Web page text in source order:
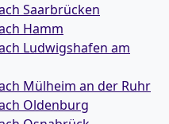
Saarbrücken
Hamm
Ludwigshafen am
Mülheim an der Ruhr
Oldenburg